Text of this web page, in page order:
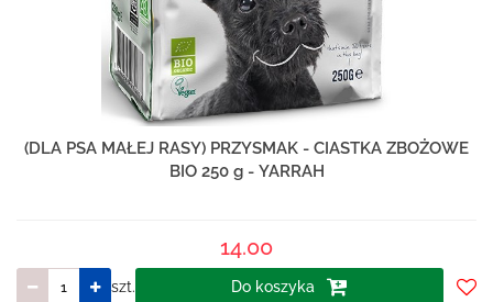
(DLA PSA MAŁEJ RASY) PRZYSMAK - CIASTKA ZBOŻOWE
BIO 250 g - YARRAH
14.00
szt. Do koszyka